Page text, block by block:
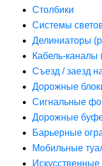
Столбики
Системы
Делиниаторы
Кабель-каналы
Съезд / заезд
Дорожные
Сигнальные
Дорожные
Барьерные
Мобильные